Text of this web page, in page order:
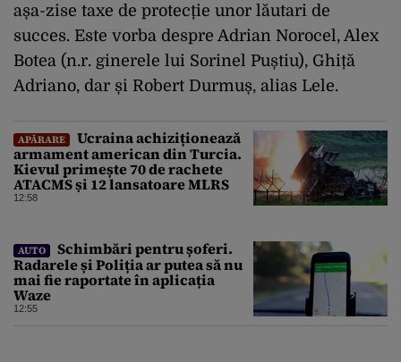
așa-zise taxe de protecție unor lăutari de
succes. Este vorba despre Adrian Norocel, Alex
Botea (n.r. ginerele lui Sorinel Puștiu), Ghiță
Adriano, dar și Robert Durmuș, alias Lele.
APĂRARE
Ucraina achiziționează
armament american din Turcia.
Kievul primește 70 de rachete
ATACMS și 12 lansatoare MLRS
12:58
AUTO
Schimbări pentru șoferi.
Radarele și Poliția ar putea să nu
mai fie raportate în aplicația
Waze
12:55